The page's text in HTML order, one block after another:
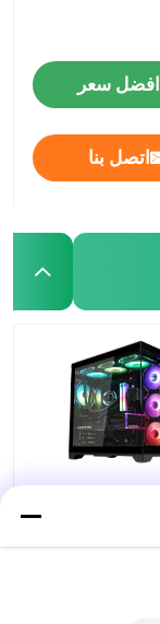
افضل سعر
اتصل بنا
صغيرة
7 فتحات